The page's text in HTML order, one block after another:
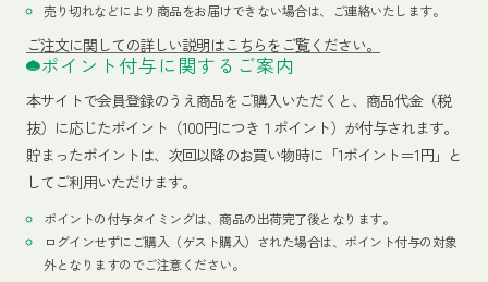
売り切れなどにより商品をお届けできない場合は、ご連絡いたします。
ご注文に関しての詳しい説明はこちらをご覧ください。
ポイント付与に関するご案内
本サイトで会員登録のうえ商品をご購入いただくと、商品代金（税
抜）に応じたポイント（100円につき１ポイント）が付与されます。
貯まったポイントは、次回以降のお買い物時に「1ポイント＝1円」と
してご利用いただけます。
ポイントの付与タイミングは、商品の出荷完了後となります。
ログインせずにご購入（ゲスト購入）された場合は、ポイント付与の対象
外となりますのでご注意ください。